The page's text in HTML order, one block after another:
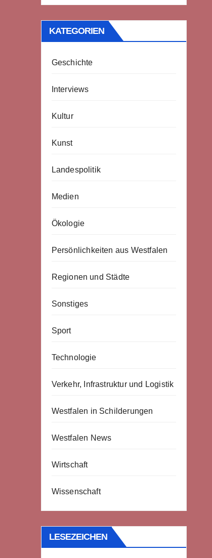
KATEGORIEN
Geschichte
Interviews
Kultur
Kunst
Landespolitik
Medien
Ökologie
Persönlichkeiten aus Westfalen
Regionen und Städte
Sonstiges
Sport
Technologie
Verkehr, Infrastruktur und Logistik
Westfalen in Schilderungen
Westfalen News
Wirtschaft
Wissenschaft
LESEZEICHEN